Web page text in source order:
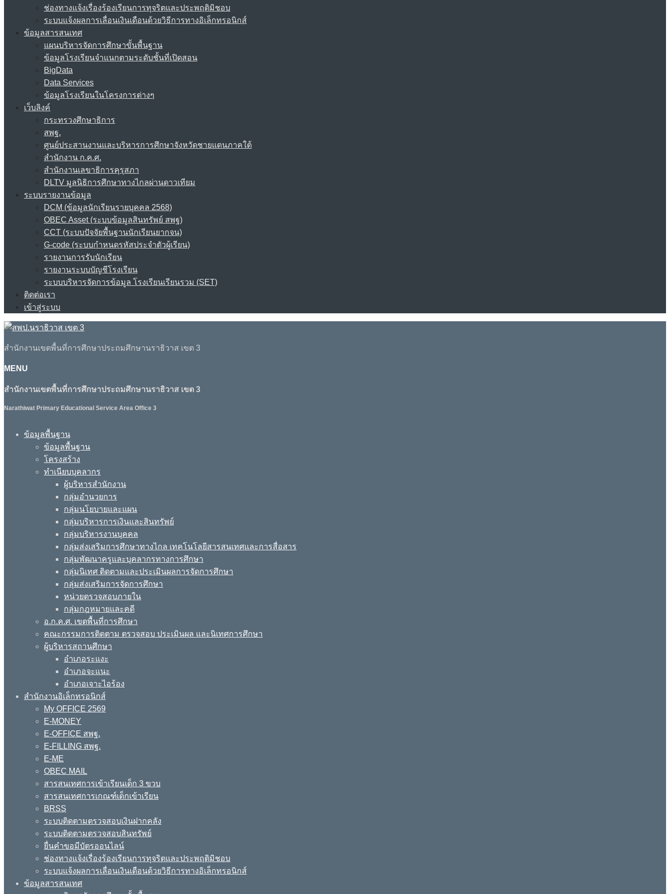
ช่องทางแจ้งเรื่องร้องเรียนการทุจริตและประพฤติมิชอบ
ระบบแจ้งผลการเลื่อนเงินเดือนด้วยวิธีการทางอิเล็กทรอนิกส์
ข้อมูลสารสนเทศ
แผนบริหารจัดการศึกษาขั้นพื้นฐาน
ข้อมูลโรงเรียนจำแนกตามระดับชั้นที่เปิดสอน
BigData
Data Services
ข้อมูลโรงเรียนในโครงการต่างๆ
เว็บลิงค์
กระทรวงศึกษาธิการ
สพฐ.
ศูนย์ประสานงานและบริหารการศึกษาจังหวัดชายแดนภาคใต้
สำนักงาน ก.ค.ศ.
สำนักงานเลขาธิการคุรุสภา
DLTV มูลนิธิการศึกษาทางไกลผ่านดาวเทียม
ระบบรายงานข้อมูล
DCM (ข้อมูลนักเรียนรายบุคคล 2568)
OBEC Asset (ระบบข้อมูลสินทรัพย์ สพฐ)
CCT (ระบบปัจจัยพื้นฐานนักเรียนยากจน)
G-code (ระบบกำหนดรหัสประจำตัวผู้เรียน)
รายงานการรับนักเรียน
รายงานระบบบัญชีโรงเรียน
ระบบบริหารจัดการข้อมูล โรงเรียนเรียนรวม (SET)
ติดต่อเรา
เข้าสู่ระบบ
สำนักงานเขตพื้นที่การศึกษาประถมศึกษานราธิวาส เขต 3
MENU
สำนักงานเขตพื้นที่การศึกษาประถมศึกษานราธิวาส เขต 3
Narathiwat Primary Educational Service Area Office 3
ข้อมูลพื้นฐาน
ข้อมูลพื้นฐาน
โครงสร้าง
ทำเนียบบุคลากร
ผู้บริหารสำนักงาน
กลุ่มอำนวยการ
กลุ่มนโยบายและแผน
กลุ่มบริหารการเงินและสินทรัพย์
กลุ่มบริหารงานบุคคล
กลุ่มส่งเสริมการศึกษาทางไกล เทคโนโลยีสารสนเทศและการสื่อสาร
กลุ่มพัฒนาครูและบุคลากรทางการศึกษา
กลุ่มนิเทศ ติดตามและประเมินผลการจัดการศึกษา
กลุ่มส่งเสริมการจัดการศึกษา
หน่วยตรวจสอบภายใน
กลุ่มกฎหมายและคดี
อ.ก.ค.ศ. เขตพื้นที่การศึกษา
คณะกรรมการติดตาม ตรวจสอบ ประเมินผล และนิเทศการศึกษา
ผู้บริหารสถานศึกษา
อำเภอระแงะ
อำเภอจะแนะ
อำเภอเจาะไอร้อง
สำนักงานอิเล็กทรอนิกส์
My OFFICE 2569
E-MONEY
E-OFFICE สพฐ.
E-FILLING สพฐ.
E-ME
OBEC MAIL
สารสนเทศการเข้าเรียนเด็ก 3 ขวบ
สารสนเทศการเกณฑ์เด็กเข้าเรียน
BRSS
ระบบติดตามตรวจสอบเงินฝากคลัง
ระบบติดตามตรวจสอบสินทรัพย์
ยื่นคำขอมีบัตรออนไลน์
ช่องทางแจ้งเรื่องร้องเรียนการทุจริตและประพฤติมิชอบ
ระบบแจ้งผลการเลื่อนเงินเดือนด้วยวิธีการทางอิเล็กทรอนิกส์
ข้อมูลสารสนเทศ